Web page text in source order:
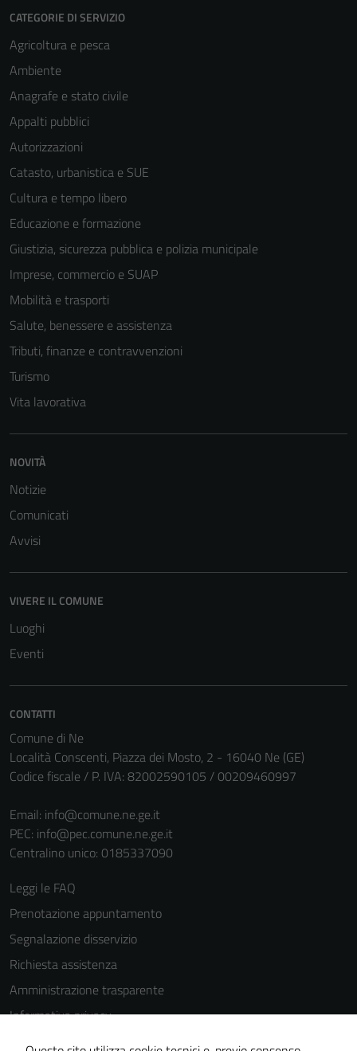
CATEGORIE DI SERVIZIO
Agricoltura e pesca
Ambiente
Anagrafe e stato civile
Appalti pubblici
Autorizzazioni
Catasto, urbanistica e SUE
Cultura e tempo libero
Educazione e formazione
Giustizia, sicurezza pubblica e polizia municipale
Imprese, commercio e SUAP
Mobilità e trasporti
Salute, benessere e assistenza
Tributi, finanze e contravvenzioni
Turismo
Vita lavorativa
NOVITÀ
Notizie
Comunicati
Avvisi
VIVERE IL COMUNE
Luoghi
Eventi
CONTATTI
Comune di Ne
Località Conscenti, Piazza dei Mosto, 2 - 16040 Ne (GE)
Codice fiscale / P. IVA: 82002590105 / 00209460997
Email: info@comune.ne.ge.it
PEC: info@pec.comune.ne.ge.it
Centralino unico: 0185337090
Leggi le FAQ
Prenotazione appuntamento
Segnalazione disservizio
Richiesta assistenza
Amministrazione trasparente
Informativa privacy
Cookie Policy